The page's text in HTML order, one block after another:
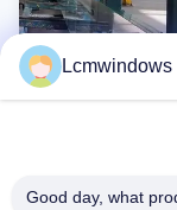
Lcmwindows
Good day, what